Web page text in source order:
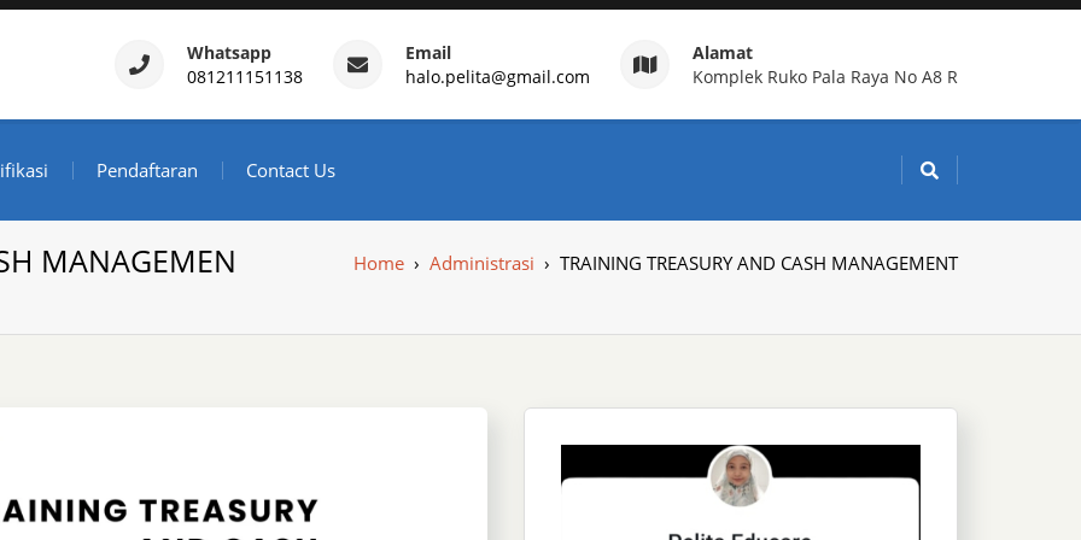
– Daftar Training Indonesia
Whatsapp
081211151138
Email
halo.pelita@gmail.com
Alamat
Komplek Ruko Pala Raya No A8 R
Pendaftaran Contact Us
MANAGEMEN Home › Administrasi › TRAINING TREASURY AND CASH MANAGEMENT